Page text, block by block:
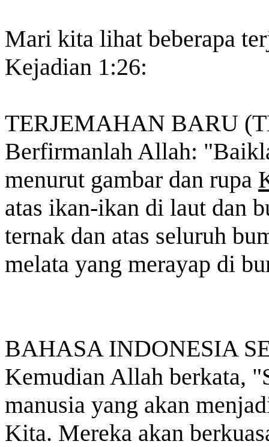
Mari kita lihat beberapa
Kejadian 1:26:
TERJEMAHAN BARU
Berfirmanlah Allah:
menurut gambar dan rupa
atas ikan-ikan di laut dan
ternak dan atas seluruh
melata yang merayap di
BAHASA INDONESIA
Kemudian Allah berkata,
manusia yang akan
Kita. Mereka akan